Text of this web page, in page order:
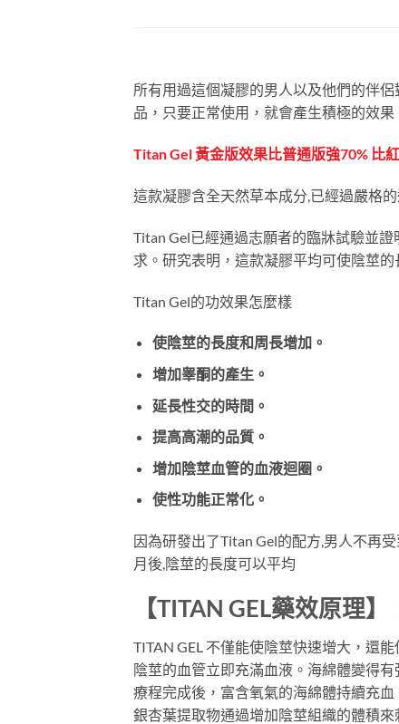
所有用過這個凝膠的男人以及他們的伴
品，只要正常使用，就會產生積極的效
Titan Gel 黃金版效果比普通版強70% 比
這款凝膠含全天然草本成分,已經過嚴格
Titan Gel已經通過志願者的臨牀試驗並
求。研究表明，這款凝膠平均可使陰莖
Titan Gel的功效果怎麼樣
使陰莖的長度和周長增加。
增加睾酮的產生。
延長性交的時間。
提高高潮的品質。
增加陰莖血管的血液迴圈。
使性功能正常化。
因為研發出了Titan Gel的配方,男人不再
月後,陰莖的長度可以平均
【TITAN GEL藥效原理】
TITAN GEL 不僅能使陰莖快速增大，還
陰莖的血管立即充滿血液。海綿體變得有
療程完成後，富含氧氣的海綿體持續充血
銀杏葉提取物通過增加陰莖組織的體積